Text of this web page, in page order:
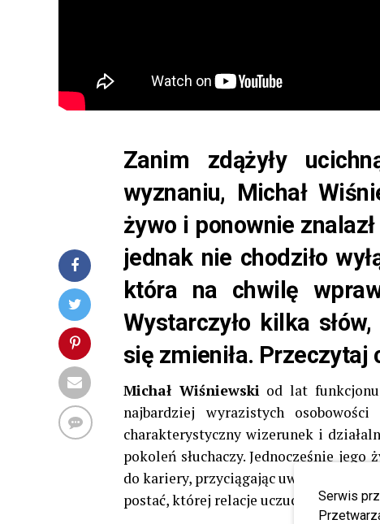
Serwis
Zanim zdążyły
wyznaniu, Michał
żywo i ponownie
jednak nie chodziło
która na chwilę
Wystarczyło kilka
się zmieniła. Przeczytaj
Michał Wiśniewski od lat
najbardziej wyrazistych
charakterystyczny wizerunek i
pokoleń słuchaczy. Jednocześnie
do kariery, przyciągając uwagę mediów
postać, której relacje uczuciowe